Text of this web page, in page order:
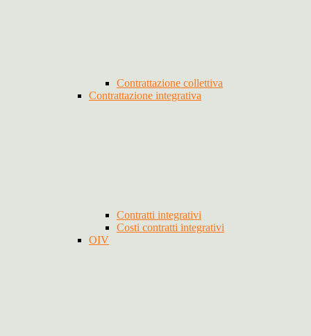
Contrattazione collettiva
Contrattazione integrativa
Contratti integrativi
Costi contratti integrativi
OIV